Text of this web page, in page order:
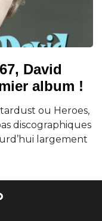
David
album !
ou Heroes,
discographiques
largement